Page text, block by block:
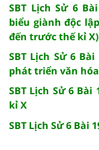
SBT Lịch Sử 6
biểu giành độc
đến trước thế kỉ X)
SBT Lịch Sử 6
phát triển văn
SBT Lịch Sử 6
kỉ X
SBT Lịch Sử 6 Bài